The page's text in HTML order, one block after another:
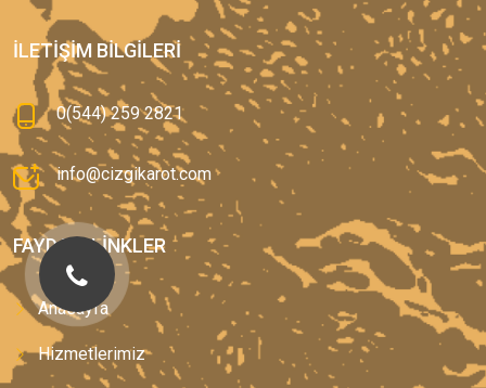
İLETIŞIM BILGILERI
0(544) 259 2821
info@cizgikarot.com
FAYDALI LINKLER
Anasayfa
Hizmetlerimiz